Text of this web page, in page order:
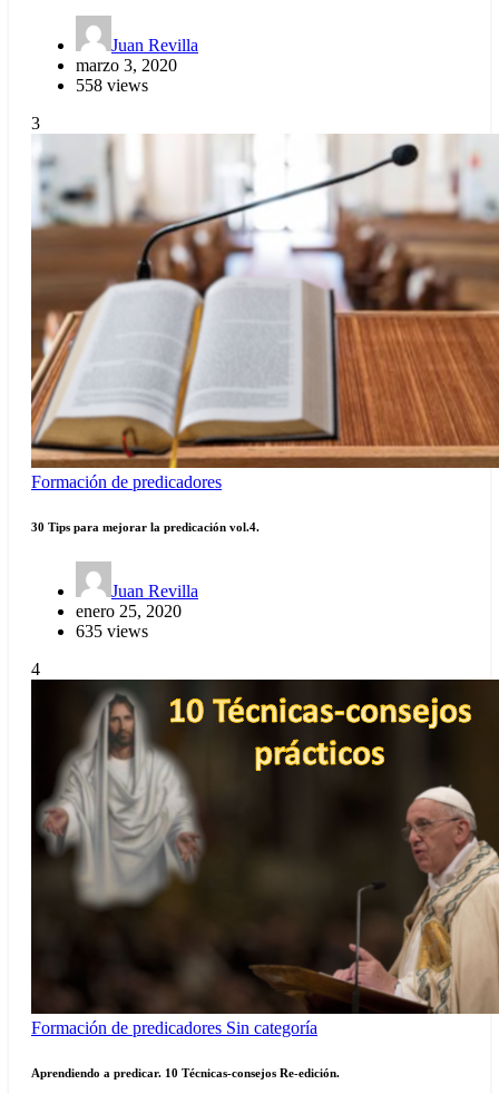
Juan Revilla
marzo 3, 2020
558 views
3
Formación de predicadores
30 Tips para mejorar la predicación vol.4.
Juan Revilla
enero 25, 2020
635 views
4
Formación de predicadores Sin categoría
Aprendiendo a predicar. 10 Técnicas-consejos Re-edición.